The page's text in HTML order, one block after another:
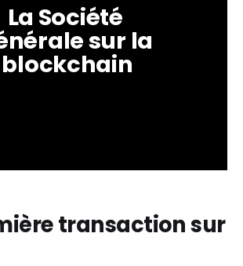
La Société
sur la
blockchain
transaction sur